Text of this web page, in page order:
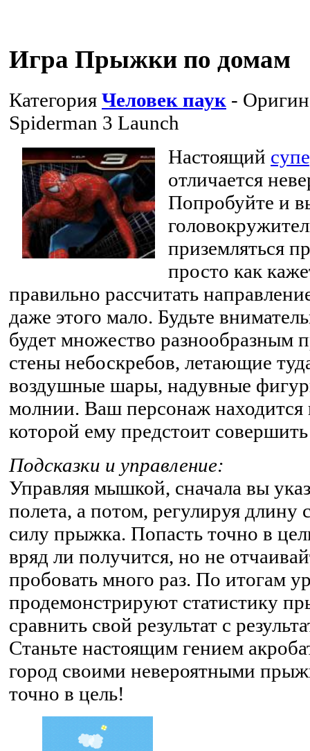
Игра Прыжки по домам
Категория Человек паук -
Spiderman 3 Launch
Настоящий
отличается
Попробуйте и
приземляться
просто как
правильно рассчитать
даже этого мало. Будьте
будет множество разнообразным
стены небоскребов, летающие
воздушные шары, надувные
молнии. Ваш персонаж находится
которой ему предстоит
Подсказки и управление:
Управляя мышкой, сначала вы
полета, а потом, регулируя длину
силу прыжка. Попасть точно в
вряд ли получится, но не
пробовать много раз. По итогам
продемонстрируют статистику
сравнить свой результат с
Станьте настоящим гением
город своими невероятными
точно в цель!